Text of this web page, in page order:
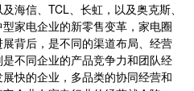
海信、TCL、长虹，以及奥克斯、
家电企业的新零售变革，家电圈
背后，是不同的渠道布局、经营
不同企业的产品竞争力和团队经
快的企业，多品类的协同经营和